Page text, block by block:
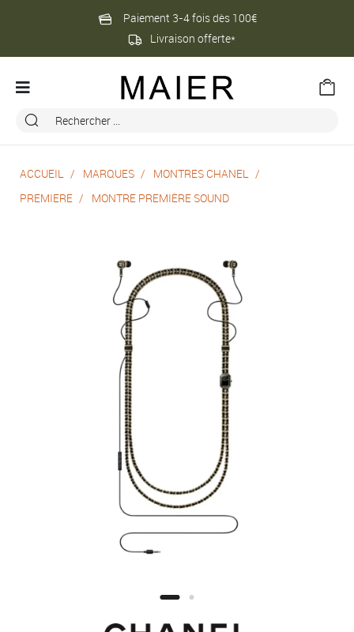
Paiement 3-4 fois dès 100€
Livraison offerte*
ACCUEIL MARQUES
MONTRES CHANEL
PREMIERE
MONTRE PREMIÈRE SOUND